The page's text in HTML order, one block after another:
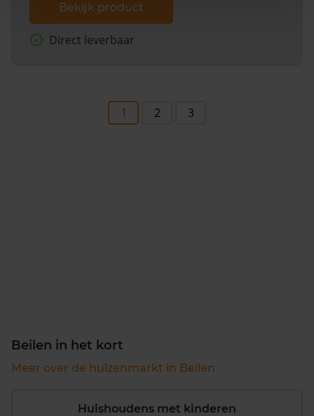
Bekijk product
Direct leverbaar
1 2 3
Beilen in het kort
Meer over de huizenmarkt in Beilen
Huishoudens met kinderen